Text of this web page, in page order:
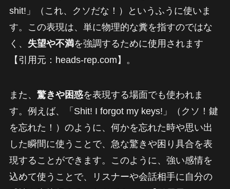
shit!」（これ、クソだな！）というふうに使いま
す。この表現は、単に物理的な糞を指すのではな
く、 失望や不満を強調するために使用されます
【引用元：heads-rep.com】。
また、 驚きや困惑を表現する場面でも使われま
す。例えば、「Shit! I forgot my keys!」（クソ！鍵
を忘れた！）のように、何かを忘れた時や思い出
した瞬間に使うことで、急な驚きや困り具合を表
現することができます。このように、強い感情を
込めて使うことで、リスナーや会話相手に自分の